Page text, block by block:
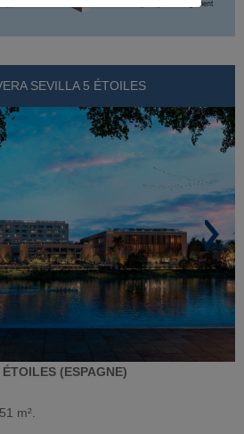
SEVILLA 5 ÉTOILES
(ESPAGNE)
m².